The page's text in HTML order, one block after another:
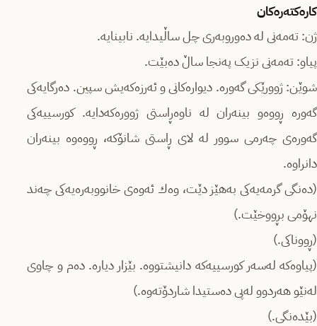
کارەکتەرەکان
ژن: تەمەنی لە دەوروبەری چل ساڵیدایە. نابینایە.
پیاو: تەمەنی نزیک پەنجا ساڵ دەبێت.
شوێن: ژوورێکی گەورە. دیوارەکانی و ئەرزەکەیش سپین. دەرگایەکی
گەورە ڕووەو بینەران لە ناوەڕاستی ژوورەکەدایە. کورسییەکی
گەورەی چەرمی سوور لە لای ڕاستی شانۆکە، ڕووەوە بینەران
دانراوە.
(دەنگی گرمەیەکی بەهێز دێت، وەك ئەوەی خانووبەرەیەکی چەند
نهۆمی بڕووخێت.)
(ڕووناکی.)
(پیاوەکە لەسەر کورسییەکە دانیشتووە. بێزار دیارە. دەم و چاوی
لەنێو هەردوو لەپی دەستیدا شاردۆتەوە.)
(بێدەنگی.)